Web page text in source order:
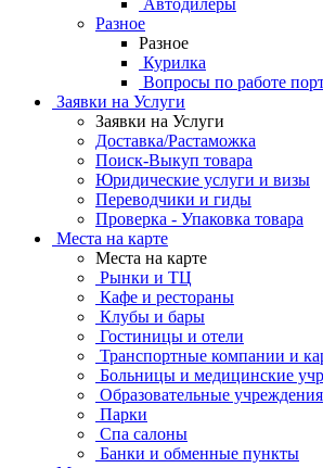
Автодилеры
Разное
Разное
Курилка
Вопросы по работе
Заявки на Услуги
Заявки на Услуги
Доставка/Растаможка
Поиск-Выкуп товара
Юридические услуги и визы
Переводчики и гиды
Проверка - Упаковка товара
Места на карте
Места на карте
Рынки и ТЦ
Кафе и рестораны
Клубы и бары
Гостиницы и отели
Транспортные компании и
Больницы и медицинские
Образовательные учреждения
Парки
Спа салоны
Банки и обменные пункты